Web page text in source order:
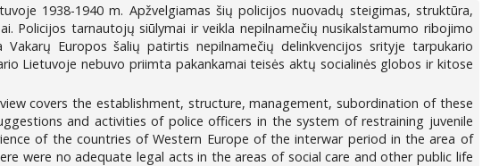
1938-1940 m. Apžvelgiamas šių policijos nuovadų steigimas, struktūra,
Policijos tarnautojų siūlymai ir veikla nepilnamečių nusikalstamumo ribojimo
Europos šalių patirtis nepilnamečių delinkvencijos srityje tarpukario
Lietuvoje nebuvo priimta pakankamai teisės aktų socialinės globos ir kitose
covers the establishment, structure, management, subordination of these
and activities of police officers in the system of restraining juvenile
of the countries of Western Europe of the interwar period in the area of
were no adequate legal acts in the areas of social care and other public life